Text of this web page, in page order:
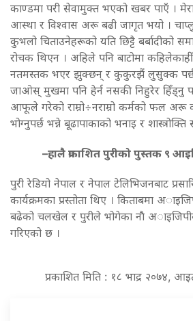
काण्डमा परी सेवामुक्त भएको खबर पाएँ ।
आस्था र विश्वास अरू बढी जागृत भयो ।
कुभलो चिताउनेहरूको यति छिट्टै बर्बादीको
रोचक थिएन । अहिले पनि बाटोमा
नतमस्तक भएर झुक्छन् र कुकुरझैं लुसुक्क
जाओस् मुखमा पनि हेर्न नसकी निहुरेर हिँड्नु
आफूले गरेको राम्रो÷नराम्रो कर्मको फल
भोग्नुपर्छ भन्ने बूढापाकाको भनाइ र
–हालै प्रकाशित पुरीको पुस्तक ९
पुरी रेडियो नेपाल र नेपाल टेलिभिजनबाट
कार्यक्रमका प्रस्तोता थिए । किताबमा
बढेको चलखेल र पुरीले भोगेका नाै
गरिएको छ ।
प्रकाशित मिति : १८ भाद्र २०७४,